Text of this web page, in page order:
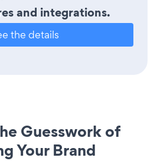
and integrations.
the details
Guesswork of
Your Brand